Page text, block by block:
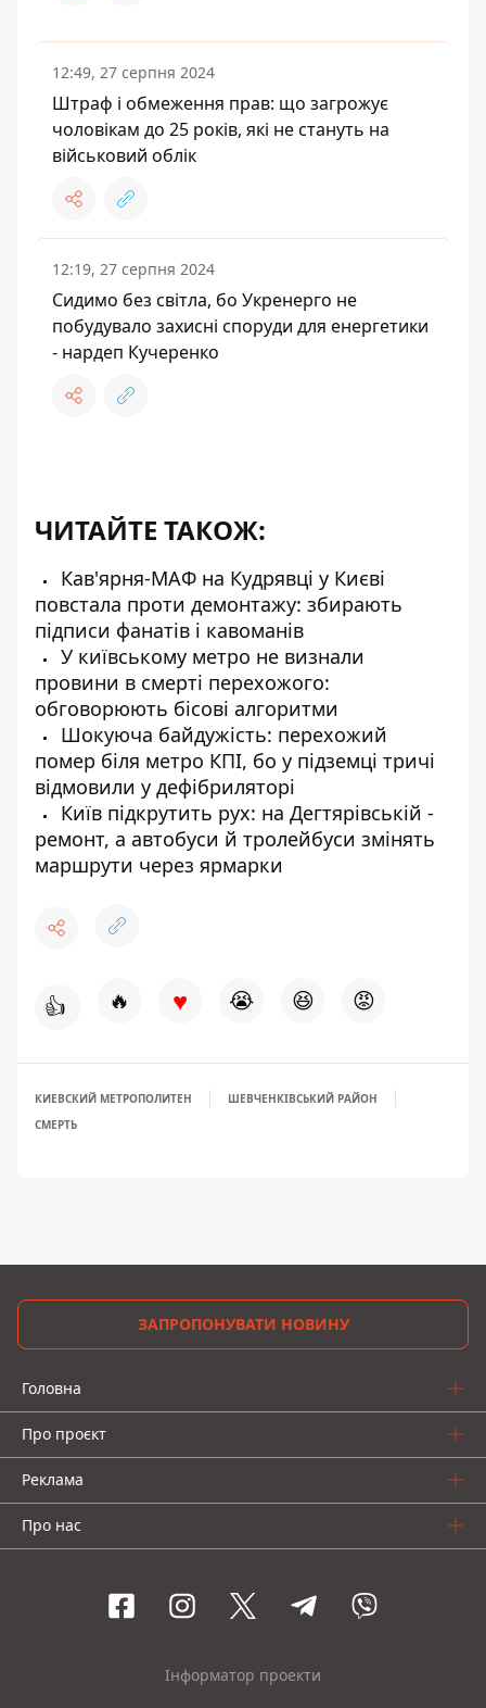
12:49, 27 серпня 2024
Штраф і обмеження прав: що загрожує
чоловікам до 25 років, які не стануть на
військовий облік
12:19, 27 серпня 2024
Сидимо без світла, бо Укренерго не
побудувало захисні споруди для енергетики
- нардеп Кучеренко
ЧИТАЙТЕ ТАКОЖ:
Кав'ярня-МАФ на Кудрявці у Києві
повстала проти демонтажу: збирають
підписи фанатів і кавоманів
У київському метро не визнали
провини в смерті перехожого:
обговорюють бісові алгоритми
Шокуюча байдужість: перехожий
помер біля метро КПІ, бо у підземці тричі
відмовили у дефібриляторі
Київ підкрутить рух: на Дегтярівській -
ремонт, а автобуси й тролейбуси змінять
маршрути через ярмарки
👍 🔥 ♥ 😭 😆 😡
КИЕВСКИЙ МЕТРОПОЛИТЕН
ШЕВЧЕНКІВСЬКИЙ РАЙОН
СМЕРТЬ
ЗАПРОПОНУВАТИ НОВИНУ
Головна
Про проєкт
Реклама
Про нас
Інформатор проекти